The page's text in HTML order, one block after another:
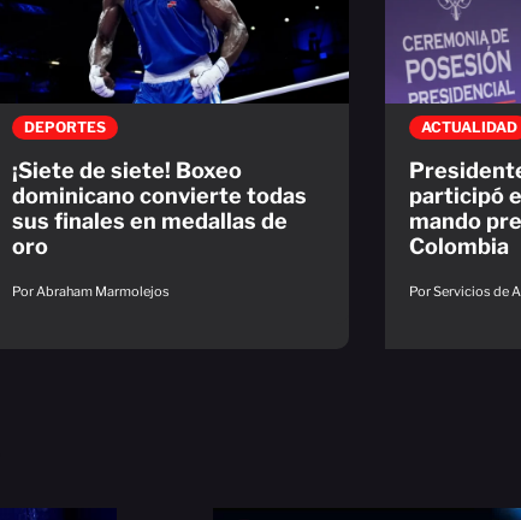
DEPORTES
¡Siete de siete! Boxeo
dominicano convierte todas
sus finales en medallas de
oro
Por Abraham Marmolejos
ACTUALIDAD
participó
mando
Colombia
Por Servicios de